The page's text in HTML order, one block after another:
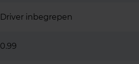
Driver inbegrepen
0.99